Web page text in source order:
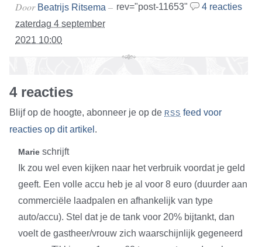
rev="post-11653" 4 reacties
Door Beatrijs Ritsema –
zaterdag 4 september
2021 10:00
4 reacties
Blijf op de hoogte, abonneer je op de RSS feed voor
reacties op dit artikel .
Marie schrijft
Ik zou wel even kijken naar het verbruik voordat je geld
geeft. Een volle accu heb je al voor 8 euro (duurder aan
commerciële laadpalen en afhankelijk van type
auto/accu). Stel dat je de tank voor 20% bijtankt, dan
voelt de gastheer/vrouw zich waarschijnlijk gegeneerd